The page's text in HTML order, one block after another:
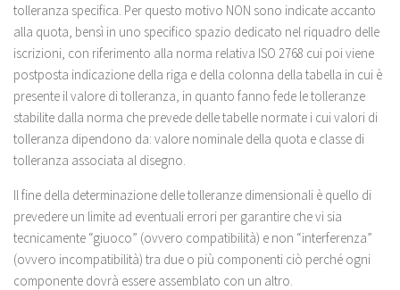
tolleranza specifica. Per questo motivo NON sono indicate accanto
alla quota, bensì in uno specifico spazio dedicato nel riquadro delle
iscrizioni, con riferimento alla norma relativa ISO 2768 cui poi viene
postposta indicazione della riga e della colonna della tabella in cui è
presente il valore di tolleranza, in quanto fanno fede le tolleranze
stabilite dalla norma che prevede delle tabelle normate i cui valori di
tolleranza dipendono da: valore nominale della quota e classe di
tolleranza associata al disegno.
Il fine della determinazione delle tolleranze dimensionali è quello di
prevedere un limite ad eventuali errori per garantire che vi sia
tecnicamente “giuoco” (ovvero compatibilità) e non “interferenza”
(ovvero incompatibilità) tra due o più componenti ciò perché ogni
componente dovrà essere assemblato con un altro.